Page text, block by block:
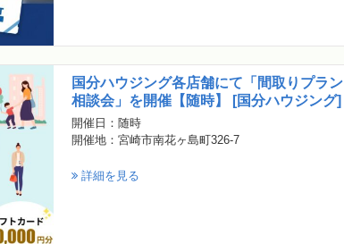
国分ハウジング各店舗にて「間取りプラン
相談会」を開催【随時】 [国分ハウジング]
開催日：随時
開催地：宮崎市南花ヶ島町326-7
詳細を見る